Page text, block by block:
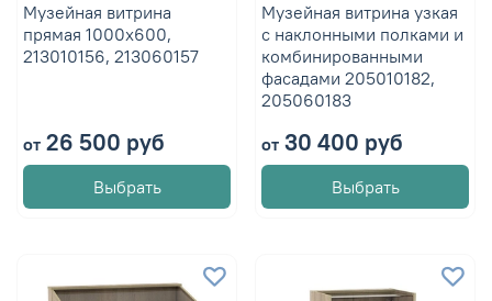
Музейная витрина
прямая 1000х600,
213010156, 213060157
от26 500 руб
Выбрать
Музейная витрина узкая
с наклонными полками и
комбинированными
фасадами 205010182,
205060183
от30 400 руб
Выбрать